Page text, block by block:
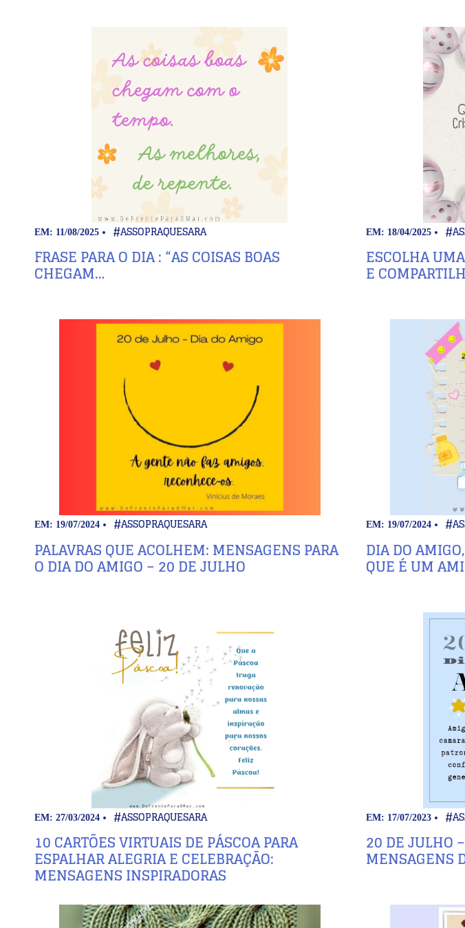
EM: 11/08/2025 #ASSOPRAQUESARA
FRASE PARA O DIA : “AS COISAS BOAS
CHEGAM…
EM: 18/04/2025
ESCOLHA
E
EM: 19/07/2024 #ASSOPRAQUESARA
PALAVRAS QUE ACOLHEM: MENSAGENS PARA
O DIA DO AMIGO – 20 DE JULHO
EM: 19/07/2024
DIA DO
QUE É UM
EM: 27/03/2024 #ASSOPRAQUESARA
10 CARTÕES VIRTUAIS DE PÁSCOA PARA
ESPALHAR ALEGRIA E CELEBRAÇÃO:
MENSAGENS INSPIRADORAS
EM: 17/07/2023
20 DE JULHO
MENSAGENS